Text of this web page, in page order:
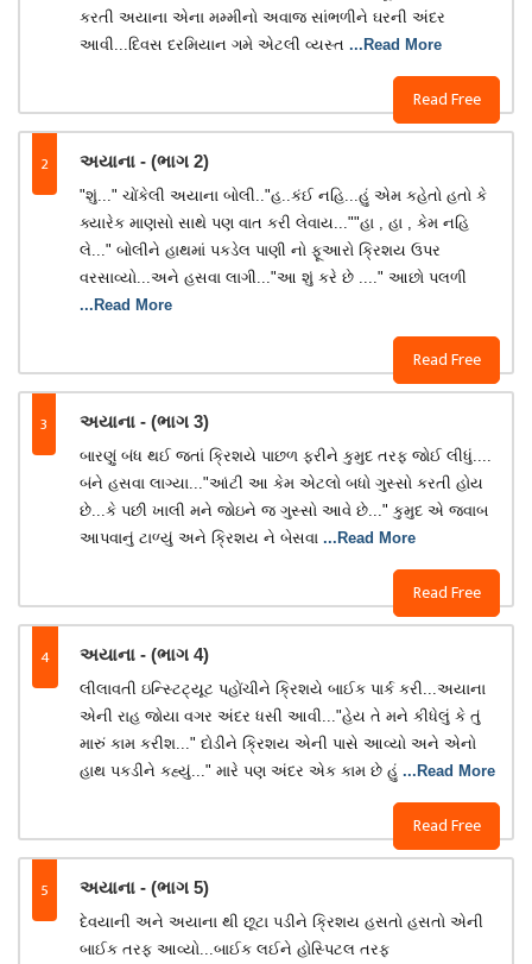
Read Free
કરતી અયાના એના મમ્મીનો અવાજ સાંભળીને ઘરની અંદર
આવી...દિવસ દરમિયાન ગમે એટલી વ્યસ્ત ...Read More
2 અયાના - (ભાગ 2)
Read Free
"શું..." ચોંકેલી અયાના બોલી.."હ..કંઈ નહિ...હું એમ કહેતો હતો કે
ક્યારેક માણસો સાથે પણ વાત કરી લેવાય...""હા , હા , કેમ નહિ
લે..." બોલીને હાથમાં પકડેલ પાણી નો ફૂઆરો ક્રિશય ઉપર
વરસાવ્યો...અને હસવા લાગી..."આ શું કરે છે ...." આછો પલળી
...Read More
3 અયાના - (ભાગ 3)
Read Free
બારણું બંધ થઈ જતાં ક્રિશયે પાછળ ફરીને કુમુદ તરફ જોઈ લીધું....
બંને હસવા લાગ્યા..."આંટી આ કેમ એટલો બધો ગુસ્સો કરતી હોય
છે...કે પછી ખાલી મને જોઇને જ ગુસ્સો આવે છે..." કુમુદ એ જવાબ
આપવાનું ટાળ્યું અને ક્રિશય ને બેસવા ...Read More
4 અયાના - (ભાગ 4)
Read Free
લીલાવતી ઇન્સ્ટિટ્યૂટ પહોંચીને ક્રિશયે બાઈક પાર્ક કરી...અયાના
એની રાહ જોયા વગર અંદર ધસી આવી..."હેય તે મને કીધેલું કે તું
મારું કામ કરીશ..." દોડીને ક્રિશય એની પાસે આવ્યો અને એનો
હાથ પકડીને કહ્યું..." મારે પણ અંદર એક કામ છે હું ...Read More
5 અયાના - (ભાગ 5)
દેવયાની અને અયાના થી છૂટા પડીને ક્રિશય હસતો હસતો એની
બાઈક તરફ આવ્યો...બાઈક લઈને હોસ્પિટલ તરફ